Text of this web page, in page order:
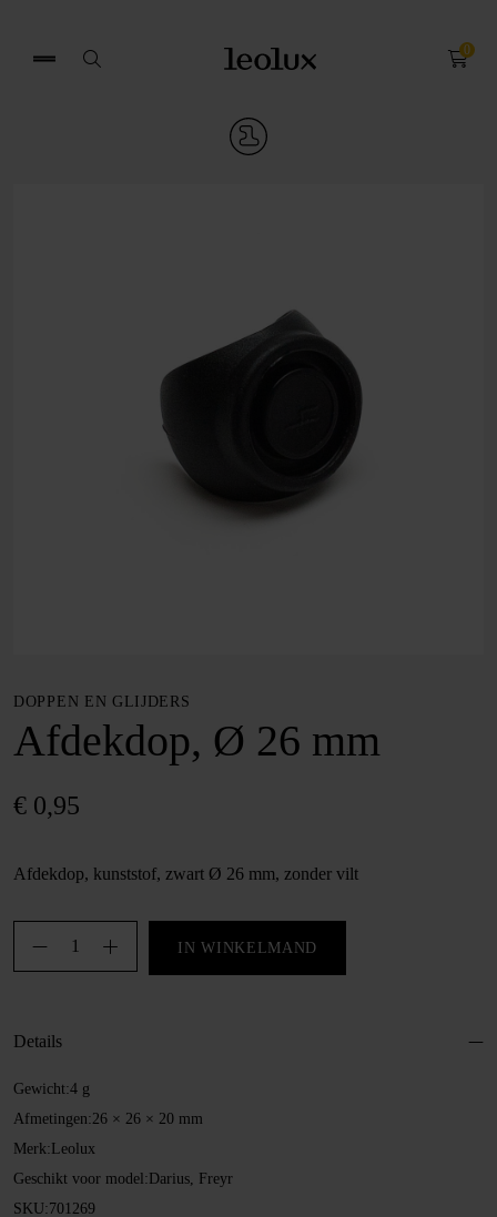
Zoek
0
DOPPEN EN GLIJDERS
Afdekdop, Ø 26 mm
€ 0,95
Afdekdop, kunststof, zwart Ø 26 mm, zonder vilt
Afdekdop,
Ø
aantal
IN WINKELMAND
Details
Gewicht:4 g
Afmetingen:26 × 26 × 20 mm
Merk: Leolux
Geschikt voor model: Darius, Freyr
SKU:701269